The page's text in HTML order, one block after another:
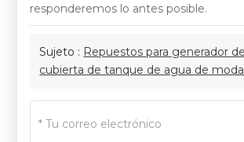
responderemos lo antes posible.
Sujeto : Repuestos para generador
cubierta de tanque de agua de